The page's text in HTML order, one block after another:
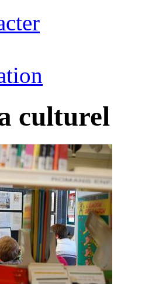
culturel